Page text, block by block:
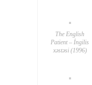
The English
Patient – İngilis
xəstəsi (1996)